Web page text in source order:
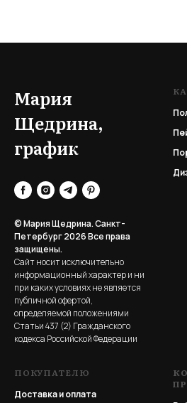
Мария
Щедрина,
график
© Мария Щедрина. Санкт-
Петербург 2026Все права
защищены.
Сайт носит исключительно
информационный характер и ни
при каких условиях не является
публичной офертой,
определяемой положениями
Статьи 437 (2) Гражданского
кодекса Российской Федерации
ПОКУПАТЕЛЮ
Доставка и оплата